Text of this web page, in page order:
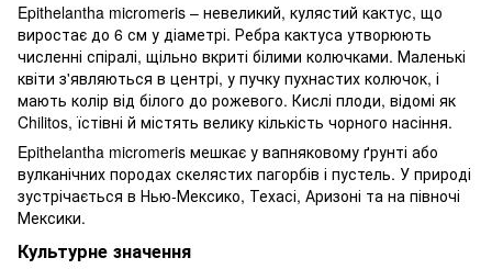
Epithelantha micromeris – невеликий, кулястий кактус, що
виростає до 6 см у діаметрі. Ребра кактуса утворюють
численні спіралі, щільно вкриті білими колючками. Маленькі
квіти з'являються в центрі, у пучку пухнастих колючок, і
мають колір від білого до рожевого. Кислі плоди, відомі як
Chilitos, їстівні й містять велику кількість чорного насіння.
Epithelantha micromeris мешкає у вапняковому ґрунті або
вулканічних породах скелястих пагорбів і пустель. У природі
зустрічається в Нью-Мексико, Техасі, Аризоні та на півночі
Мексики.
Культурне значення